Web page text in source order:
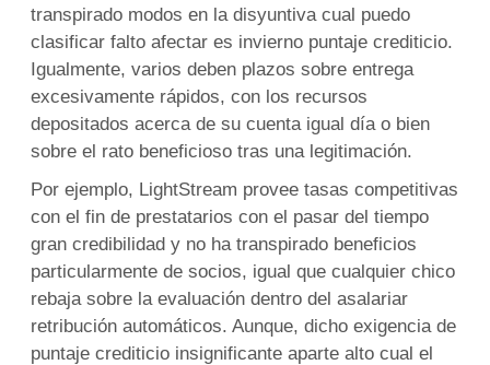
transpirado modos en la disyuntiva cual puedo
clasificar falto afectar es invierno puntaje crediticio.
Igualmente, varios deben plazos sobre entrega
excesivamente rápidos, con los recursos
depositados acerca de su cuenta igual día o bien
sobre el rato beneficioso tras una legitimación.
Por ejemplo, LightStream provee tasas competitivas
con el fin de prestatarios con el pasar del tiempo
gran credibilidad y no ha transpirado beneficios
particularmente de socios, igual que cualquier chico
rebaja sobre la evaluación dentro del asalariar
retribución automáticos. Aunque, dicho exigencia de
puntaje crediticio insignificante aparte alto cual el